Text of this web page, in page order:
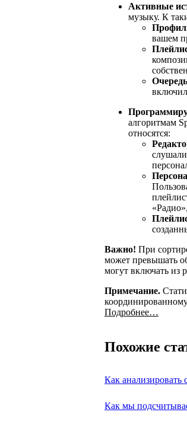
Активные
музыку. К
вашем
алгоритмам
относятся:
Важно! При
может превышать
могут включать из
Примечание.
Подробнее…
Похожие
Как анализировать
Как мы